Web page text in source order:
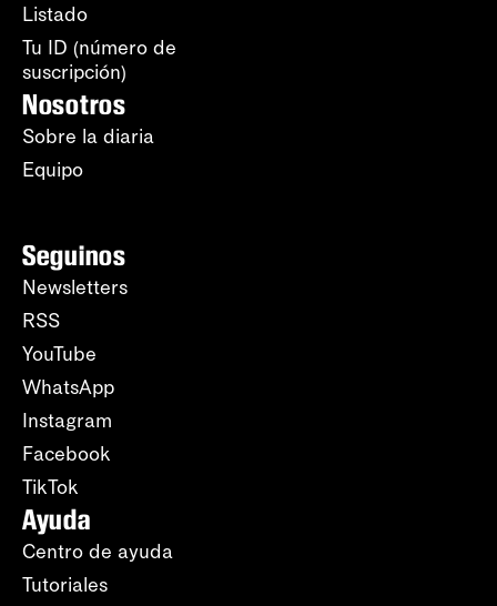
Listado
Tu ID (número de
suscripción)
Nosotros
Sobre la diaria
Equipo
Seguinos
Newsletters
RSS
YouTube
WhatsApp
Instagram
Facebook
TikTok
Ayuda
Centro de ayuda
Tutoriales